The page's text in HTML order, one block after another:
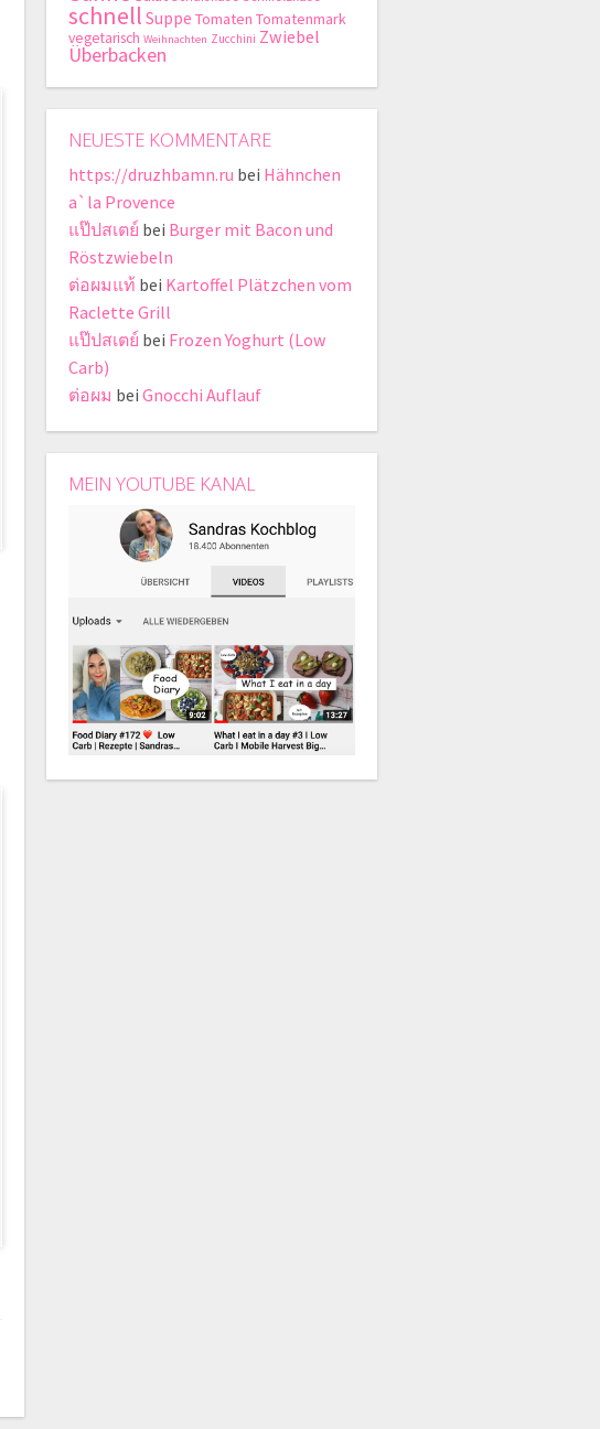
schnell Suppe Tomaten Tomatenmark
vegetarisch Weihnachten Zucchini Zwiebel
Überbacken
NEUESTE KOMMENTARE
https://druzhbamn.ru bei Hähnchen
a`la Provence
แป๊ปสเตย์ bei Burger mit Bacon und
Röstzwiebeln
ต่อผมแท้ bei Kartoffel Plätzchen vom
Raclette Grill
แป๊ปสเตย์ bei Frozen Yoghurt (Low
Carb)
ต่อผม bei Gnocchi Auflauf
MEIN YOUTUBE KANAL